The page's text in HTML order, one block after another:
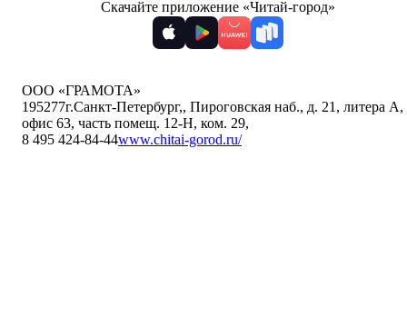
Скачайте приложение «Читай-город»
ООО «ГРАМОТА»
195277г.Санкт-Петербург,, Пироговская наб., д. 21, литера А,
офис 63, часть помещ. 12-Н, ком. 29,
8 495 424-84-44www.chitai-gorod.ru/